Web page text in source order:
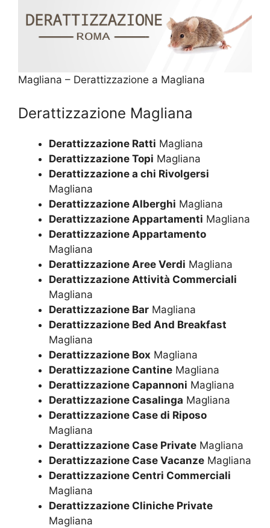
Magliana – Derattizzazione a Magliana
Derattizzazione Magliana
Derattizzazione Ratti Magliana
Derattizzazione Topi Magliana
Derattizzazione a chi Rivolgersi
Magliana
Derattizzazione Alberghi Magliana
Derattizzazione Appartamenti Magliana
Derattizzazione Appartamento
Magliana
Derattizzazione Aree Verdi Magliana
Derattizzazione Attività Commerciali
Magliana
Derattizzazione Bar Magliana
Derattizzazione Bed And Breakfast
Magliana
Derattizzazione Box Magliana
Derattizzazione Cantine Magliana
Derattizzazione Capannoni Magliana
Derattizzazione Casalinga Magliana
Derattizzazione Case di Riposo
Magliana
Derattizzazione Case Private Magliana
Derattizzazione Case Vacanze Magliana
Derattizzazione Centri Commerciali
Magliana
Derattizzazione Cliniche Private
Magliana